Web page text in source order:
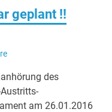
geplant !!
des
am 26.01.2016